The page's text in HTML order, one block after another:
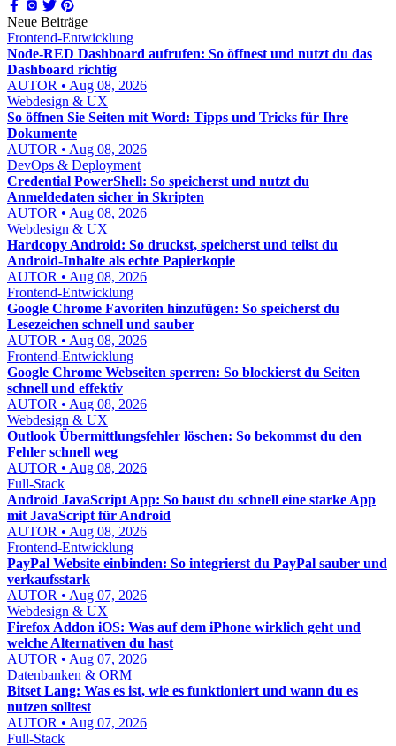
Neue Beiträge
Frontend-Entwicklung
Node-RED Dashboard aufrufen: So öffnest und nutzt du das
Dashboard richtig
AUTOR • Aug 08, 2026
Webdesign & UX
So öffnen Sie Seiten mit Word: Tipps und Tricks für Ihre
Dokumente
AUTOR • Aug 08, 2026
DevOps & Deployment
Credential PowerShell: So speicherst und nutzt du
Anmeldedaten sicher in Skripten
AUTOR • Aug 08, 2026
Webdesign & UX
Hardcopy Android: So druckst, speicherst und teilst du
Android-Inhalte als echte Papierkopie
AUTOR • Aug 08, 2026
Frontend-Entwicklung
Google Chrome Favoriten hinzufügen: So speicherst du
Lesezeichen schnell und sauber
AUTOR • Aug 08, 2026
Frontend-Entwicklung
Google Chrome Webseiten sperren: So blockierst du Seiten
schnell und effektiv
AUTOR • Aug 08, 2026
Webdesign & UX
Outlook Übermittlungsfehler löschen: So bekommst du den
Fehler schnell weg
AUTOR • Aug 08, 2026
Full-Stack
Android JavaScript App: So baust du schnell eine starke App
mit JavaScript für Android
AUTOR • Aug 08, 2026
Frontend-Entwicklung
PayPal Website einbinden: So integrierst du PayPal sauber und
verkaufsstark
AUTOR • Aug 07, 2026
Webdesign & UX
Firefox Addon iOS: Was auf dem iPhone wirklich geht und
welche Alternativen du hast
AUTOR • Aug 07, 2026
Datenbanken & ORM
Bitset Lang: Was es ist, wie es funktioniert und wann du es
nutzen solltest
AUTOR • Aug 07, 2026
Full-Stack